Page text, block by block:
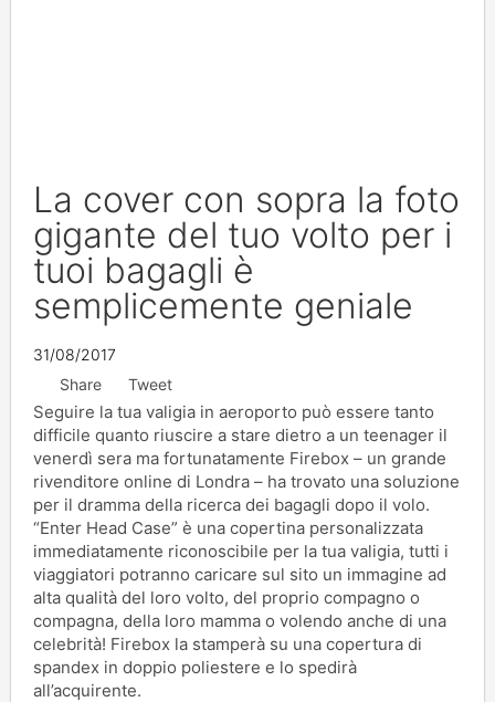
La cover con sopra la foto
gigante del tuo volto per i
tuoi bagagli è
semplicemente geniale
31/08/2017
Share
Tweet
Seguire la tua valigia in aeroporto può essere tanto
difficile quanto riuscire a stare dietro a un teenager il
venerdì sera ma fortunatamente Firebox – un grande
rivenditore online di Londra – ha trovato una soluzione
per il dramma della ricerca dei bagagli dopo il volo.
“Enter Head Case” è una copertina personalizzata
immediatamente riconoscibile per la tua valigia, tutti i
viaggiatori potranno caricare sul sito un immagine ad
alta qualità del loro volto, del proprio compagno o
compagna, della loro mamma o volendo anche di una
celebrità! Firebox la stamperà su una copertura di
spandex in doppio poliestere e lo spedirà
all’acquirente.